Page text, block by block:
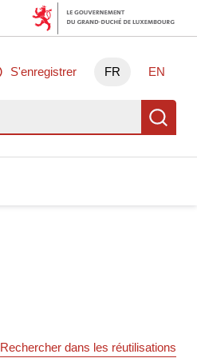
S'enregistrer FR EN
Rechercher dans les réutilisations